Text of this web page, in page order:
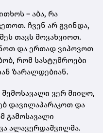
– აბა, რა
ჩვენ არ გვინდა,
თავს მოვახვიოთ.
და ერთად ვიპოვოთ
რომ სასტუმროები
ზარალდებიან.
ვერ მიიღო,
დავილაპარაკოთ და
გამოსავალი
ალავერდაშვილმა.